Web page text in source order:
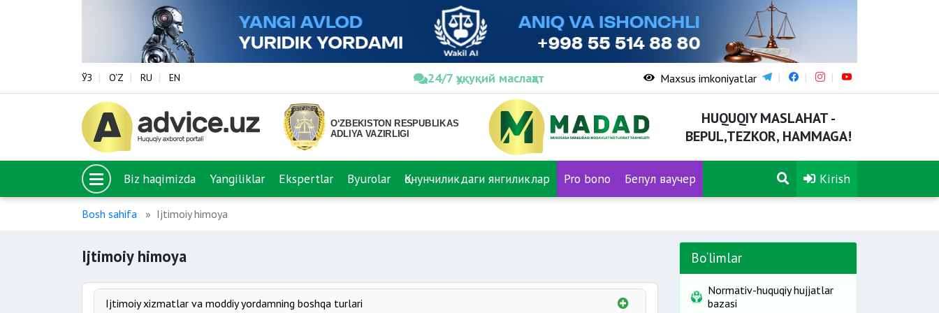
ЎЗ O‘Z RU EN 24/7 ҳуқуқий маслаҳат Maxsus imkoniyatlar
HUQUQIY MASLAHAT -
BEPUL,TEZKOR, HAMMAGA!
Biz haqimizda Yangiliklar Ekspertlar Byurolar Қонунчиликдаги янгиликлар Pro bono Бепул ваучер Kirish
Bosh sahifa Ijtimoiy himoya
Ijtimoiy himoya
Ijtimoiy xizmatlar va moddiy yordamning boshqa turlari
Bo‘limlar
Normativ-huquqiy hujjatlar
bazasi